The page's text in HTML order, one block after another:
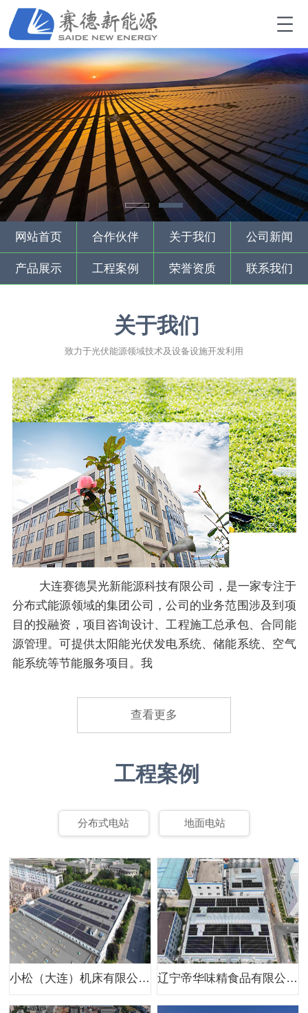
网站首页 合作伙伴 关于我们 公司新闻
产品展示 工程案例 荣誉资质 联系我们
关于我们
致力于光伏能源领域技术及设备设施开发利用
大连赛德昊光新能源科技有限公司，是一家专注于
分布式能源领域的集团公司，公司的业务范围涉及到项
目的投融资，项目咨询设计、工程施工总承包、合同能
源管理。可提供太阳能光伏发电系统、储能系统、空气
能系统等节能服务项目。我
查看更多
工程案例
分布式电站 地面电站
小松（大连）机床有限公司380kw二期分布式光伏项目 辽宁帝华味精食品有限公司400kw分布式光伏项目（一期）